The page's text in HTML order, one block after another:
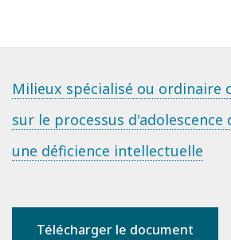
Milieux spécialisé ou ordinaire
sur le processus d'adolescence
une déficience intellectuelle
Télécharger le document